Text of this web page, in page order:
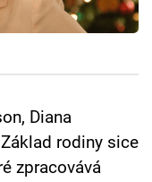
Diana
rodiny sice
zpracovává